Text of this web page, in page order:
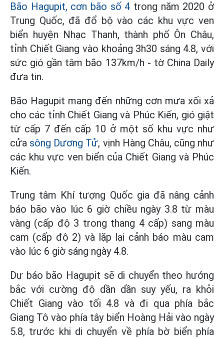
Bão Hagupit, cơn bão số 4 trong năm 2020 ở
Trung Quốc, đã đổ bộ vào các khu vực ven
biển huyện Nhạc Thanh, thành phố Ôn Châu,
tỉnh Chiết Giang vào khoảng 3h30 sáng 4.8, với
sức gió gần tâm bão 137km/h - tờ China Daily
đưa tin.
Bão Hagupit mang đến những cơn mưa xối xả
cho các tỉnh Chiết Giang và Phúc Kiến, gió giật
từ cấp 7 đến cấp 10 ở một số khu vực như
cửa sông Dương Tử, vịnh Hàng Châu, cũng như
các khu vực ven biển của Chiết Giang và Phúc
Kiến.
Trung tâm Khí tượng Quốc gia đã nâng cảnh
báo bão vào lúc 6 giờ chiều ngày 3.8 từ màu
vàng (cấp độ 3 trong thang 4 cấp) sang màu
cam (cấp độ 2) và lặp lại cảnh báo màu cam
vào lúc 6 giờ sáng ngày 4.8.
Dự báo bão Hagupit sẽ di chuyển theo hướng
bắc với cường độ dần dần suy yếu, ra khỏi
Chiết Giang vào tối 4.8 và đi qua phía bắc
Giang Tô vào phía tây biển Hoàng Hải vào ngày
5.8, trước khi di chuyển về phía bờ biển phía